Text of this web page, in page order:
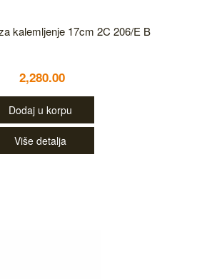
kalemljenje 17cm 2C 206/E B
2,280.00
Dodaj u korpu
Više detalja